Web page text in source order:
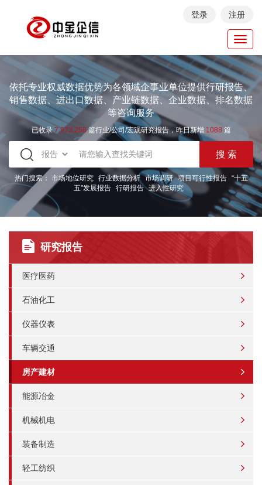
登录 注册
依托专业权威数据优势为各领域企事业单位提供行研报告、
销售数据、进出口数据、产业链数据、企业数据、排名数据
等咨询服务
已收录7.973.258篇行业/公司/宏观研究报告，昨日新增 1088 篇
热门搜索： 市场地位研究 行业数据分析 市场调研 项目可行性报告
“十五
五”发展报告 行研报告 进入性研究
研究报告
医疗医药
石油化工
仪器仪表
车辆交通
房产建材
能源冶金
机械机电
装备制造
轻工纺织